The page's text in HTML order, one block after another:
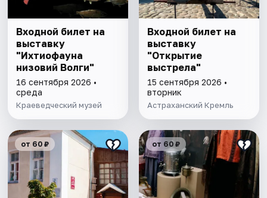
Входной билет на
выставку
"Ихтиофауна
низовий Волги"
16 сентября 2026 •
среда
Краеведческий музей
Входной билет на
выставку
"Открытие
выстрела"
15 сентября 2026 •
вторник
Астраханский Кремль
от 60 ₽ от 60 ₽